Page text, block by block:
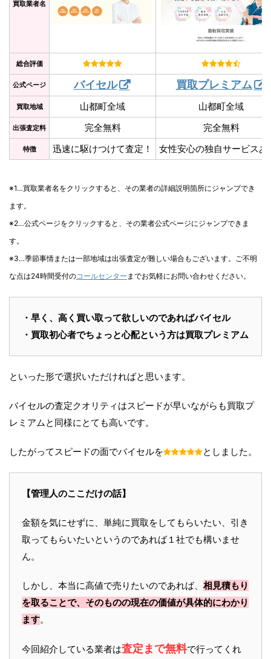
買取業者名
総合評価
公式ページ バイセル 買取プレミアム
買取地域 山都町全域 山都町全域
出張査定料 完全無料 完全無料
特徴 迅速に駆けつけて査定！ 女性安心の独自サービスあ
※1…買取業者名をクリックすると、その業者の詳細説明箇所にジャンプでき
ます。
※2…公式ページをクリックすると、その業者公式ページにジャンプできま
す。
※3…季節事情または一部地域は出張査定が難しい場合もございます。ご不明
な点は24時間受付のコールセンター までお気軽にお問い合わせください。
・早く、高く買い取って欲しいのであればバイセル
・買取初心者でちょっと心配という方は買取プレミアム
といった形で選択いただければと思います。
バイセルの査定クオリティはスピードが早いながらも買取プ
レミアムと同様にとても高いです。
したがってスピードの面でバイセルを としました。
【管理人のここだけの話】
金額を気にせずに、単純に買取をしてもらいたい、引き
取ってもらいたいというのであれば１社でも構いませ
ん。
しかし、本当に高値で売りたいのであれば、 相見積もり
を取ることで、そのものの現在の価値が具体的にわかり
ます。
今回紹介している業者は査定まで無料で行ってくれ